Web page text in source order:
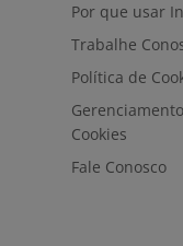
Por que usar
Trabalhe
Política de
Cookies
Fale Conosco